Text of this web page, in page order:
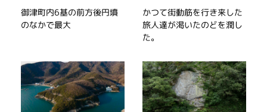
御津町内6基の前方後円墳
のなかで最大
かつて街動筋を行き来した
旅人達が渇いたのどを潤し
た。